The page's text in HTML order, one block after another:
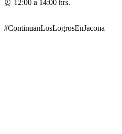
⏰ 12:00 a 14:00 hrs.
#ContinuanLosLogrosEnJacona